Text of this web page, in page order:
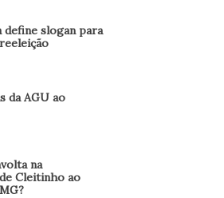
define slogan para
da AGU ao
na
Cleitinho ao